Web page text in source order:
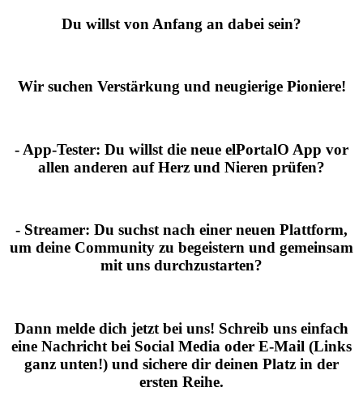
Du willst von Anfang an dabei sein?
Wir suchen Verstärkung und neugierige Pioniere!
- App-Tester: Du willst die neue elPortalO App vor
allen anderen auf Herz und Nieren prüfen?
- Streamer: Du suchst nach einer neuen Plattform,
um deine Community zu begeistern und gemeinsam
mit uns durchzustarten?
Dann melde dich jetzt bei uns! Schreib uns einfach
eine Nachricht bei Social Media oder E-Mail (Links
ganz unten!) und sichere dir deinen Platz in der
ersten Reihe.